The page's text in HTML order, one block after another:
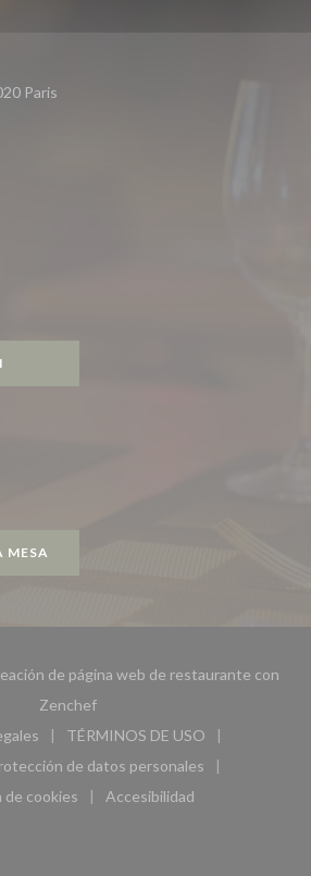
Paris
MESA
de página web de restaurante con
Zenchef((abre en una nueva ventana))
en una nueva ventana))
TÉRMINOS DE USO
((abre en una nueva
de datos personales
((abre en una nueva ventana))
de cookies
((abre en una nueva ventana))
Accesibilidad